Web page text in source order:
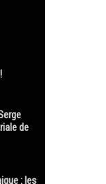
de
: les